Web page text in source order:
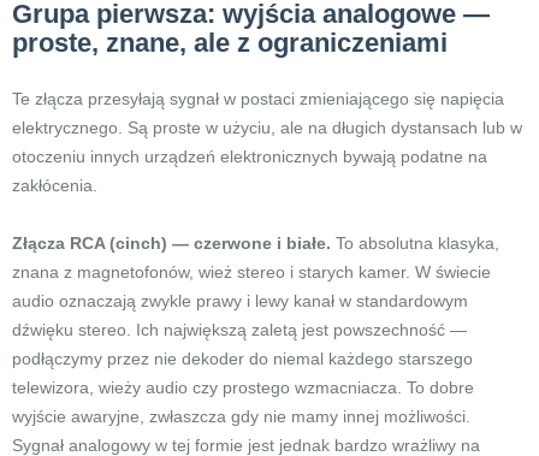
Grupa pierwsza: wyjścia analogowe —
proste, znane, ale z ograniczeniami
Te złącza przesyłają sygnał w postaci zmieniającego się napięcia
elektrycznego. Są proste w użyciu, ale na długich dystansach lub w
otoczeniu innych urządzeń elektronicznych bywają podatne na
zakłócenia.
Złącza RCA (cinch) — czerwone i białe. To absolutna klasyka,
znana z magnetofonów, wież stereo i starych kamer. W świecie
audio oznaczają zwykle prawy i lewy kanał w standardowym
dźwięku stereo. Ich największą zaletą jest powszechność —
podłączymy przez nie dekoder do niemal każdego starszego
telewizora, wieży audio czy prostego wzmacniacza. To dobre
wyjście awaryjne, zwłaszcza gdy nie mamy innej możliwości.
Sygnał analogowy w tej formie jest jednak bardzo wrażliwy na